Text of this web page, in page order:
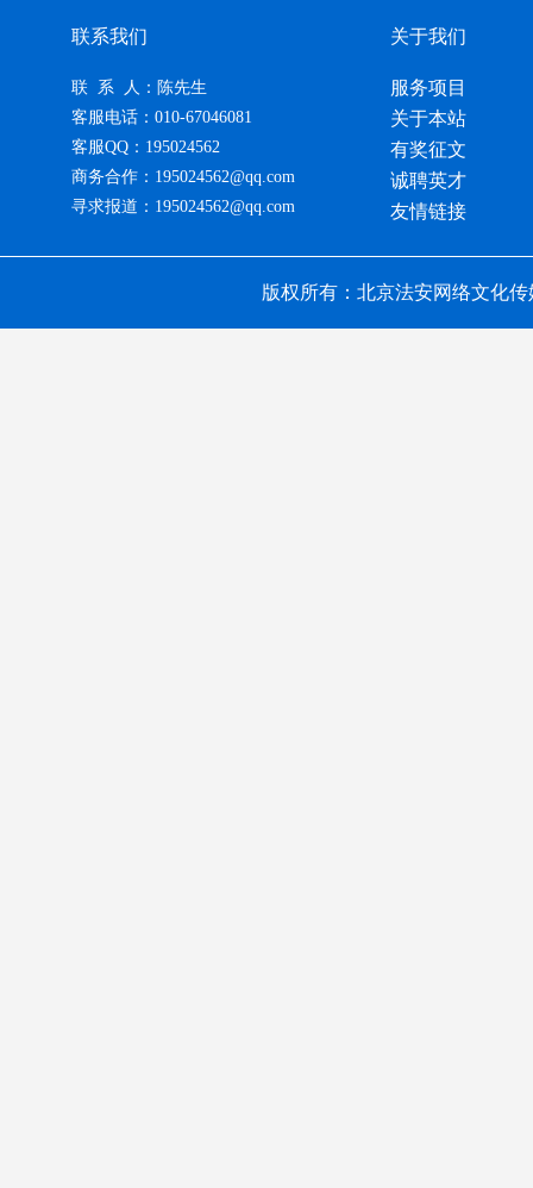
联系我们
联 系 人：陈先生
客服电话：010-67046081
客服QQ：195024562
商务合作：195024562@qq.com
寻求报道：195024562@qq.com
关于我们
服务项目
关于本站
有奖征文
诚聘英才
友情链接
版权所有：北京法安网络文化